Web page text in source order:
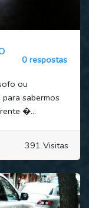
0 respostas
ou
sabermos
�...
391 Visitas